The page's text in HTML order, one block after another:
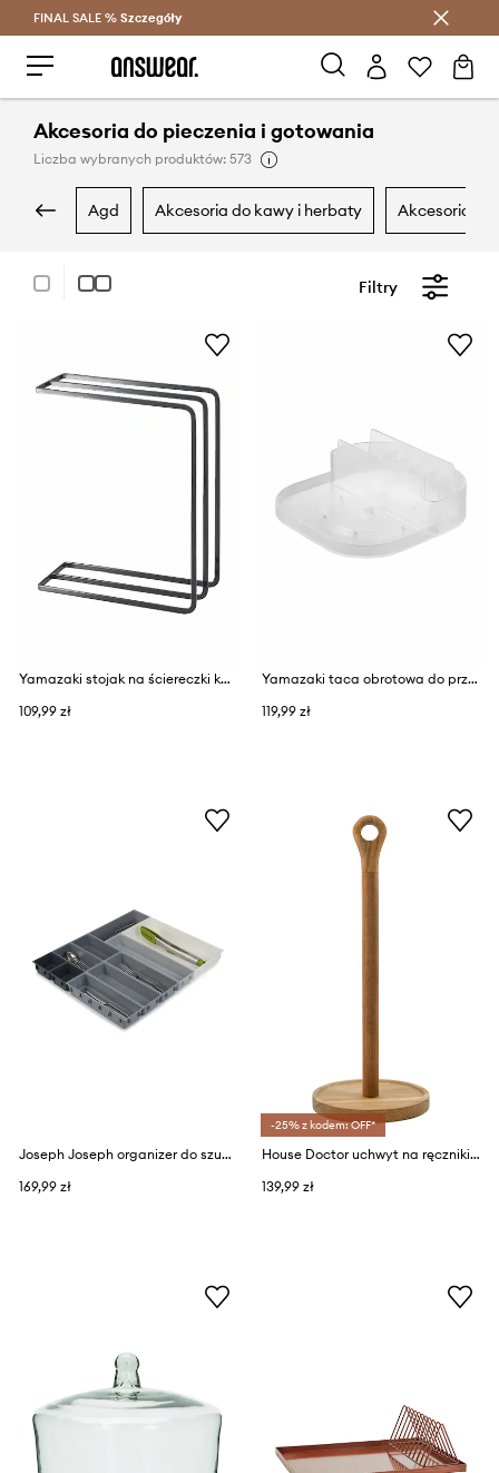
Oszczędzaj z Answear Club >
FINAL SALE % Szczegóły
Akcesoria do pieczenia i gotowania
Liczba wybranych produktów: 573
agd akcesoria do kawy i herbaty akcesoria
Filtry
Yamazaki stojak na ściereczki kuchenne stalowy 30 x 10 x 25 cm
109,99 zł
Yamazaki taca obrotowa do przechowywania z tworzywa sztucznego 20 x 20 x 8,3 cm
119,99 zł
Joseph Joseph organizer do szuflady z tworzywa sztucznego
169,99 zł
-25% z kodem: OFF*
House Doctor uchwyt na ręczniki papierowe z drewna akacjowego 33 x 14 cm
139,99 zł